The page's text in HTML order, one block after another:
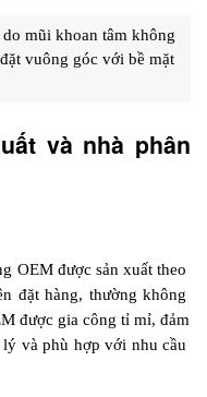
mũi khoan tâm không
vuông góc với bề mặt
và nhà phân
OEM được sản xuất theo
đặt hàng, thường không
được gia công tỉ mỉ, đảm
và phù hợp với nhu cầu